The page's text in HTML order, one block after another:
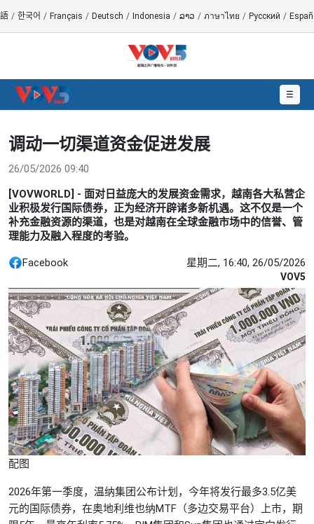
/ 한국어 / Français / Deutsch / Indonesia / ລາວ / ภาษาไทย / Русский /
☰
调动一切渠道资金促进发展
26/05/2026 09:40
[VOVWORLD] - 面对日益庞大的发展资金需求，越南各大私营企
业积极发行国际债券，正为经济开辟诸多新机遇。这不仅是一个
补充金融资源的渠道，也是对越南在全球金融市场中的信誉、管
理能力及融入程度的考验。
Facebook 星期二, 16:40, 26/05/2026
VOV5
配图
2026年第一季度，温纳集团公布计划，今年将发行最多3.5亿美
元的国际债券，在奥地利维也纳MTF（多边交易平台）上市，期